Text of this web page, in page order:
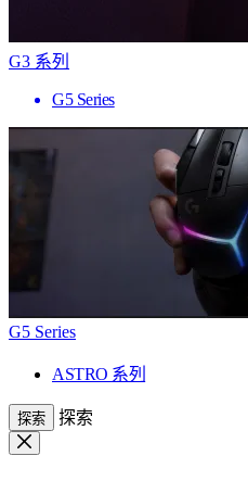
G3 系列
G5 Series
G5 Series
ASTRO 系列
探索 探索